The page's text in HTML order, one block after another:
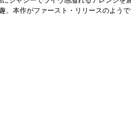
。本作がファースト・リリースのよう